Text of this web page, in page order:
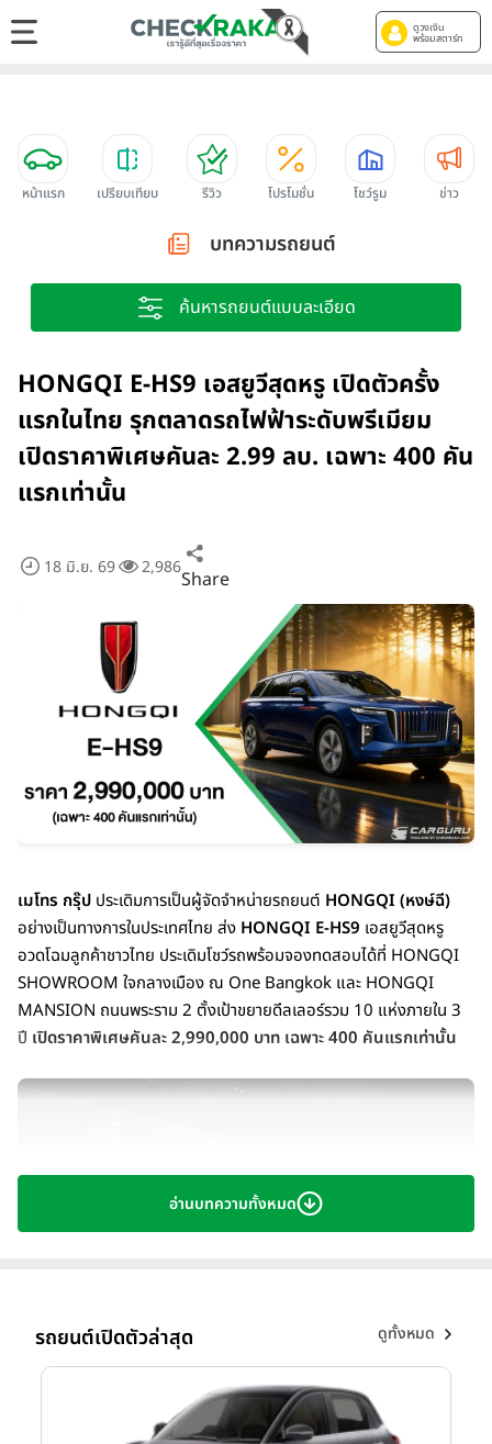
ดูวงเงิน
พร้อมสตาร์ท
หน้าแรก เปรียบเทียบ รีวิว โปรโมชั่น โชว์รูม ข่าว
บทความรถยนต์
ค้นหารถยนต์แบบละเอียด
HONGQI E-HS9 เอสยูวีสุดหรู เปิดตัวครั้ง
แรกในไทย รุกตลาดรถไฟฟ้าระดับพรีเมียม
เปิดราคาพิเศษคันละ 2.99 ลบ. เฉพาะ 400 คัน
แรกเท่านั้น
18 มิ.ย. 69 2,986Share
เมโทร กรุ๊ป ประเดิมการเป็นผู้จัดจำหน่ายรถยนต์ HONGQI (หงษ์ฉี)
อย่างเป็นทางการในประเทศไทย ส่ง HONGQI E-HS9 เอสยูวีสุดหรู
อวดโฉมลูกค้าชาวไทย ประเดิมโชว์รถพร้อมจองทดสอบได้ที่ HONGQI
SHOWROOM ใจกลางเมือง ณ One Bangkok และ HONGQI
MANSION ถนนพระราม 2 ตั้งเป้าขยายดีลเลอร์รวม 10 แห่งภายใน 3
ปี เปิดราคาพิเศษคันละ 2,990,000 บาท เฉพาะ 400 คันแรกเท่านั้น
อ่านบทความทั้งหมด
รถยนต์เปิดตัวล่าสุด ดูทั้งหมด